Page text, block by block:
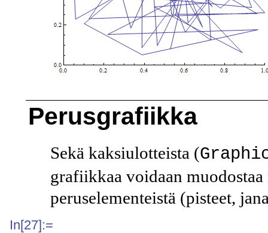
Perusgrafiikka
Sekä kaksiulotteista (
grafiikkaa voidaan
peruselementeistä (pisteet,
In[27]:=